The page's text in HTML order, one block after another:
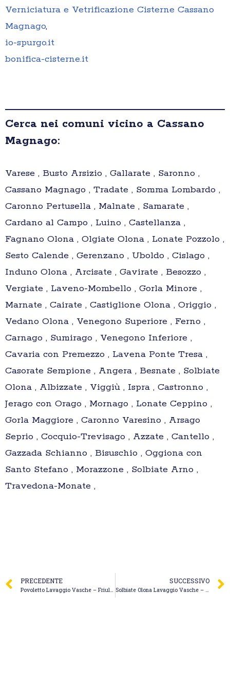
Verniciatura e Vetrificazione Cisterne Cassano
Magnago,
io-spurgo.it
bonifica-cisterne.it
Cerca nei comuni vicino a Cassano
Magnago:
Varese , Busto Arsizio , Gallarate , Saronno ,
Cassano Magnago , Tradate , Somma Lombardo ,
Caronno Pertusella , Malnate , Samarate ,
Cardano al Campo , Luino , Castellanza ,
Fagnano Olona , Olgiate Olona , Lonate Pozzolo ,
Sesto Calende , Gerenzano , Uboldo , Cislago ,
Induno Olona , Arcisate , Gavirate , Besozzo ,
Vergiate , Laveno-Mombello , Gorla Minore ,
Marnate , Cairate , Castiglione Olona , Origgio ,
Vedano Olona , Venegono Superiore , Ferno ,
Carnago , Sumirago , Venegono Inferiore ,
Cavaria con Premezzo , Lavena Ponte Tresa ,
Casorate Sempione , Angera , Besnate , Solbiate
Olona , Albizzate , Viggiù , Ispra , Castronno ,
Jerago con Orago , Mornago , Lonate Ceppino ,
Gorla Maggiore , Caronno Varesino , Arsago
Seprio , Cocquio-Trevisago , Azzate , Cantello ,
Gazzada Schianno , Bisuschio , Oggiona con
Santo Stefano , Morazzone , Solbiate Arno ,
Travedona-Monate ,
PRECEDENTE
Povoletto Lavaggio Vasche – Friul Julia Appalti
SUCCESSIVO
Solbiate Olona Lavaggio Vasche – Genivolta Sergio Andrea